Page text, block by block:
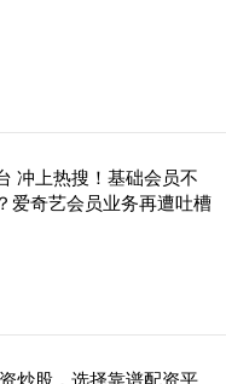
冲上热搜！基础会员不
爱奇艺会员业务再遭吐槽
炒股，选择靠谱配资平